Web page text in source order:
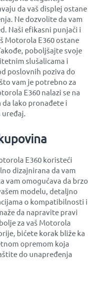
da vaš displej ostane
Ne dozvolite da vam
Naši efikasni punjači i
Motorola E360 ostane
poboljšajte svoje
slušalicama i
poslovnih poziva do
vam je potrebno za
E360 nalazi se na
lako pronađete i
E360 koristeći
dizajnirana da vam
vam omogućava da brzo
modelu, detaljno
o kompatibilnosti i
da napravite pravi
za vaš Motorola
bićete korak bliže ka
opremom koja
do unapređenja